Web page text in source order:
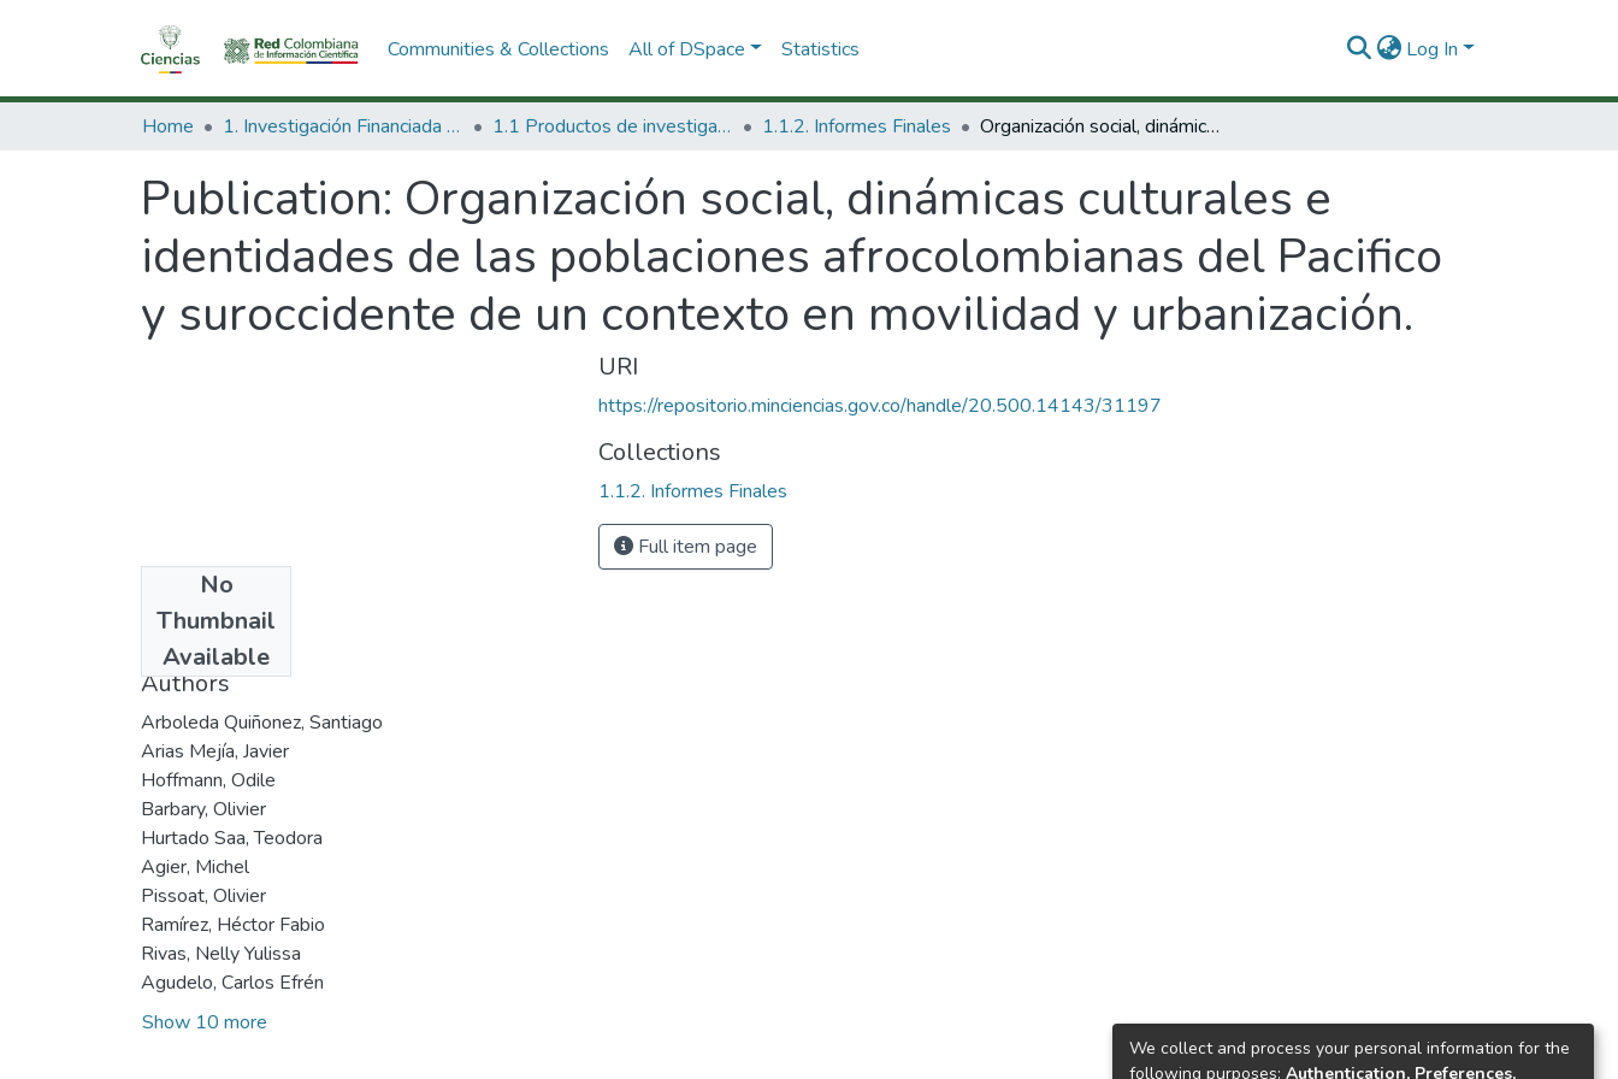
Communities & Collections All of DSpace Statistics Log In
Home 1. Investigación Financiada con Recursos Públicos 1.1 Productos de investigación 1.1.2. Informes Finales Organización social, dinámicas culturales e identidades de las poblaciones afrocolombianas del Pacifico y suroccidente de un contexto en movilidad y urbanización.
Publication: Organización social, dinámicas culturales e
identidades de las poblaciones afrocolombianas del Pacifico
y suroccidente de un contexto en movilidad y urbanización.
No
Thumbnail
Available
2000
Authors
Arboleda Quiñonez, Santiago
Arias Mejía, Javier
Hoffmann, Odile
Barbary, Olivier
Hurtado Saa, Teodora
Agier, Michel
Pissoat, Olivier
Ramírez, Héctor Fabio
Rivas, Nelly Yulissa
Agudelo, Carlos Efrén
Show 10 more
URI
https://repositorio.minciencias.gov.co/handle/20.500.14143/31197
Collections
1.1.2. Informes Finales
Full item page
We collect and process your personal information for the
following purposes: Authentication, Preferences,